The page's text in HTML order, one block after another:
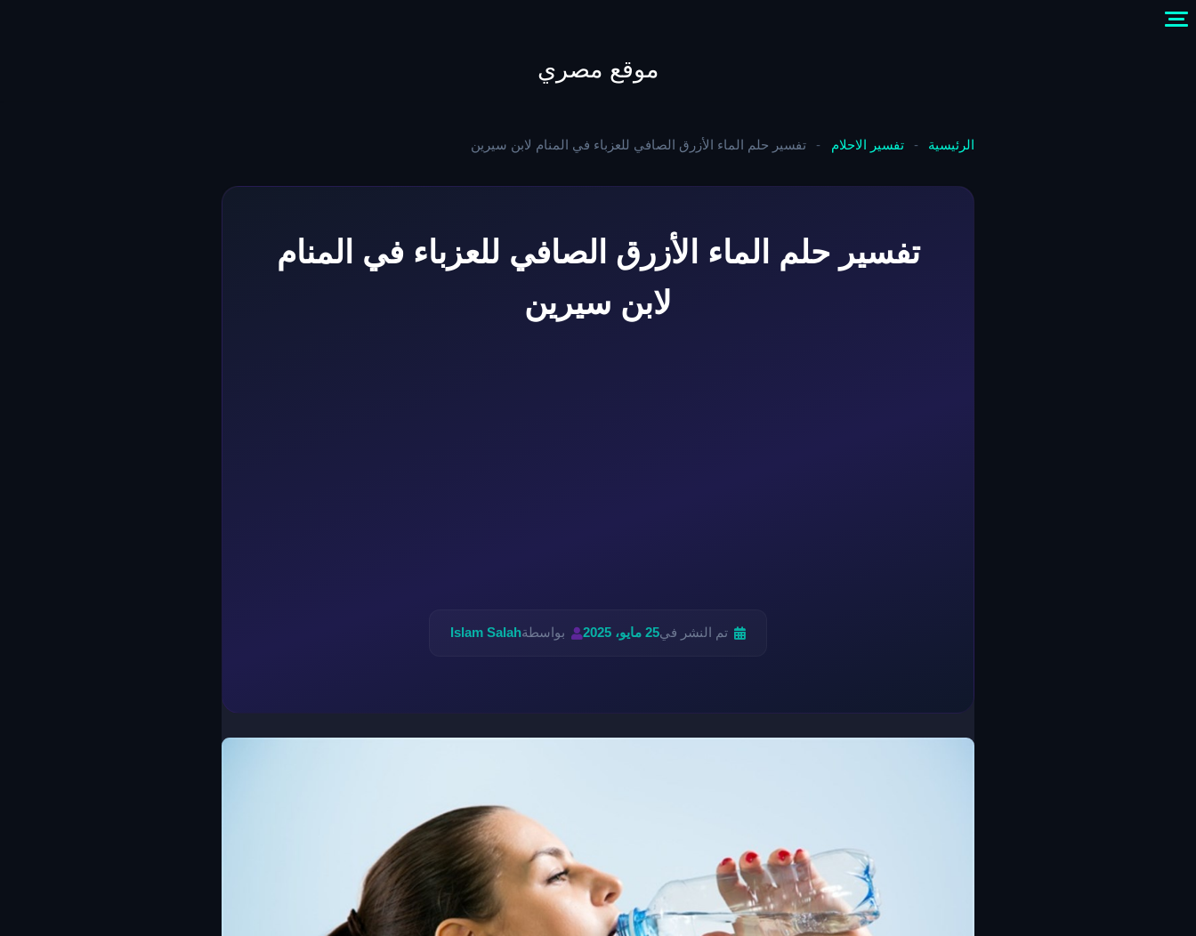
موقع مصري
الرئيسية - تفسير الاحلام - تفسير حلم الماء الأزرق الصافي للعزباء في المنام لابن سيرين
تفسير حلم الماء الأزرق الصافي للعزباء في المنام
لابن سيرين
تم النشر في25 مايو، 2025 بواسطةIslam Salah